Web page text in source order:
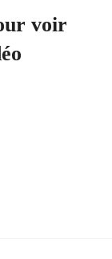
voir